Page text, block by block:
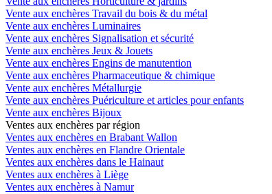
Vente aux enchères Travail du bois & du métal
Vente aux enchères Luminaires
Vente aux enchères Signalisation et sécurité
Vente aux enchères Jeux & Jouets
Vente aux enchères Engins de manutention
Vente aux enchères Pharmaceutique & chimique
Vente aux enchères Métallurgie
Vente aux enchères Puériculture et articles pour enfants
Vente aux enchères Bijoux
Ventes aux enchères par région
Ventes aux enchères en Brabant Wallon
Ventes aux enchères en Flandre Orientale
Ventes aux enchères dans le Hainaut
Ventes aux enchères à Liège
Ventes aux enchères à Namur